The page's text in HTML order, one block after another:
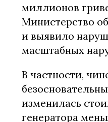
миллионов
Министерство
и выявило
масштабных
В частности,
изменилась
генератора